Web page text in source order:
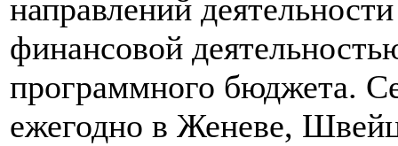
направлений
финансовой
программного бюджета.
ежегодно в Женеве,